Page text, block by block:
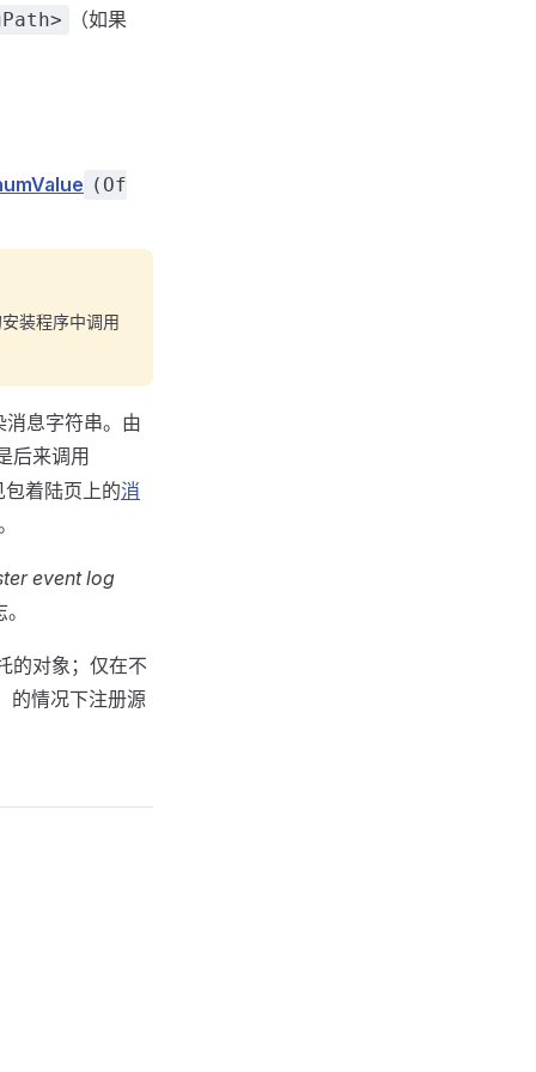
（如果
(Of
装程序中调用
息字符串。由
后来调用
着陆页上的消
event log
的对象；仅在不
的情况下注册源